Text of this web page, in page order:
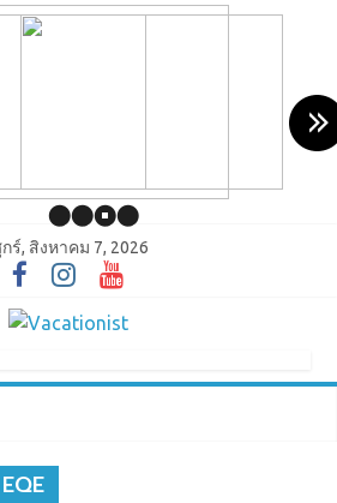
ร์, สิงหาคม 7, 2026